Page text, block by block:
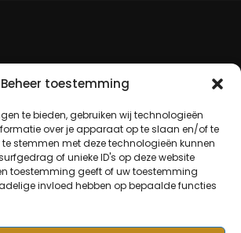
Beheer toestemming
te bieden, gebruiken wij technologieën
over je apparaat op te slaan en/of te
stemmen met deze technologieën kunnen
of unieke ID's op deze website
toestemming geeft of uw toestemming
invloed hebben op bepaalde functies